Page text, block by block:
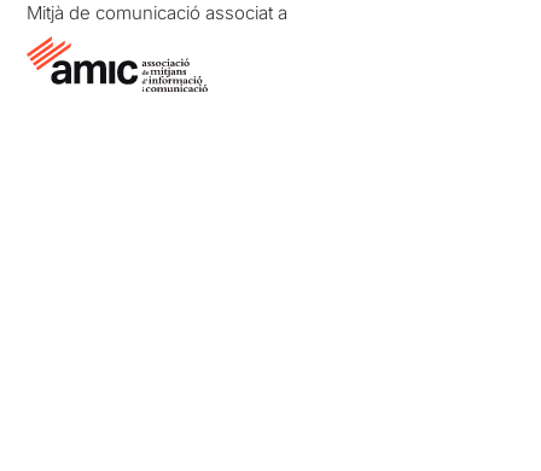
Mitjà de comunicació associat a